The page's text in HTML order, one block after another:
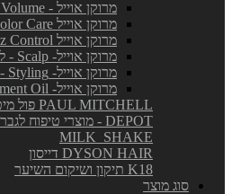
מרוקן אוייל - Volume - להענקת נפח
מרוקן אוייל Color Care - לשיער צבוע
מרוקן אוייל Frizz Control - לניטרול קרזול
מרוקן אוייל- Scalp - לטיפול ואיזון הקרקפת
מרוקן אוייל- Styling - לעיצוב
מרוקן אוייל- Treatment Oil- שמן מרוקאי טיפולי
PAUL MITCHELL פול מיטשל
DEPOT - מוצרי טיפוח לגבר
MILK_SHAKE
DYSON HAIR דייסון
K18 תיקון ושיקום השיער
סוג מוצר